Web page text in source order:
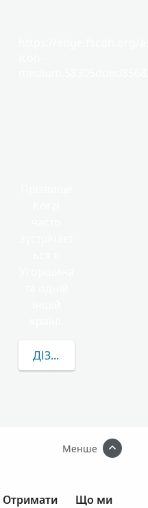
ДІЗНАТИСЯ БІЛЬШЕ
Менше
Отримати
Що ми